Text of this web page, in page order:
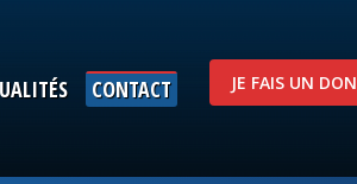
CONTACT JE FAIS UN DON
CONTACT JE FAIS UN DON